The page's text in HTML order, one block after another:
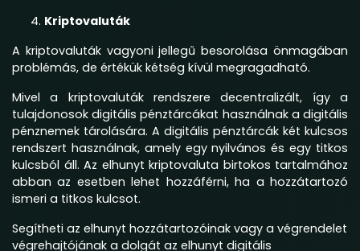
Kriptovaluták
A kriptovaluták vagyoni jellegű besorolása önmagában
problémás, de értékük kétség kívül megragadható.
Mivel a kriptovaluták rendszere decentralizált, így a
tulajdonosok digitális pénztárcákat használnak a digitális
pénznemek tárolására. A digitális pénztárcák két kulcsos
rendszert használnak, amely egy nyilvános és egy titkos
kulcsból áll. Az elhunyt kriptovaluta birtokos tartalmához
abban az esetben lehet hozzáférni, ha a hozzátartozó
ismeri a titkos kulcsot.
Segítheti az elhunyt hozzátartozóinak vagy a végrendelet
végrehajtójának a dolgát az elhunyt digitális